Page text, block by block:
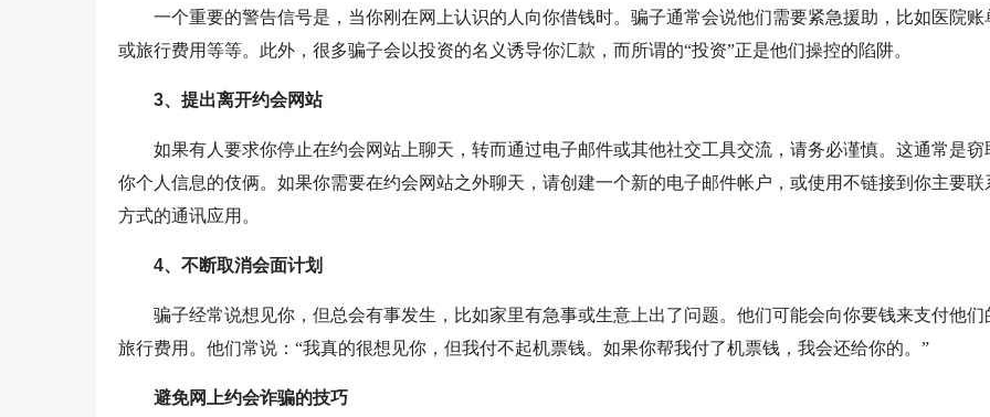
一个重要的警告信号是，当你刚在网上认识的人向你借钱时。骗子通常会说他们需要紧急援助，比如医院账
或旅行费用等等。此外，很多骗子会以投资的名义诱导你汇款，而所谓的“投资”正是他们操控的陷阱。
3、提出离开约会网站
如果有人要求你停止在约会网站上聊天，转而通过电子邮件或其他社交工具交流，请务必谨慎。这通常是窃
你个人信息的伎俩。如果你需要在约会网站之外聊天，请创建一个新的电子邮件帐户，或使用不链接到你主要联
方式的通讯应用。
4、不断取消会面计划
骗子经常说想见你，但总会有事发生，比如家里有急事或生意上出了问题。他们可能会向你要钱来支付他们
旅行费用。他们常说：“我真的很想见你，但我付不起机票钱。如果你帮我付了机票钱，我会还给你的。”
避免网上约会诈骗的技巧